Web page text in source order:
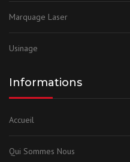
Marquage Laser
Usinage
Informations
Accueil
Qui Sommes Nous